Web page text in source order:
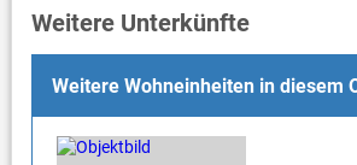
Weitere Unterkünfte
Weitere Wohneinheiten in diesem